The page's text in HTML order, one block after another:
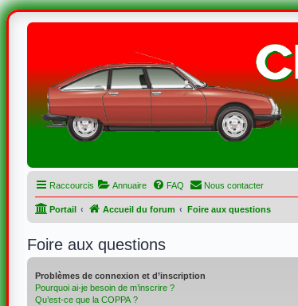
Raccourcis Annuaire FAQ Nous contacter
Portail Accueil du forum Foire aux questions
Foire aux questions
Problèmes de connexion et d’inscription
Pourquoi ai-je besoin de m’inscrire ?
Qu’est-ce que la COPPA ?